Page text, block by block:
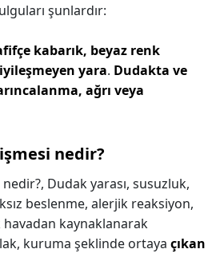
şunlardır:
kabarık, beyaz renk
yara. Dudakta ve
ağrı veya
nedir?
Dudak yarası, susuzluk,
beslenme, alerjik reaksiyon,
havadan kaynaklanarak
kuruma şeklinde ortaya çıkan